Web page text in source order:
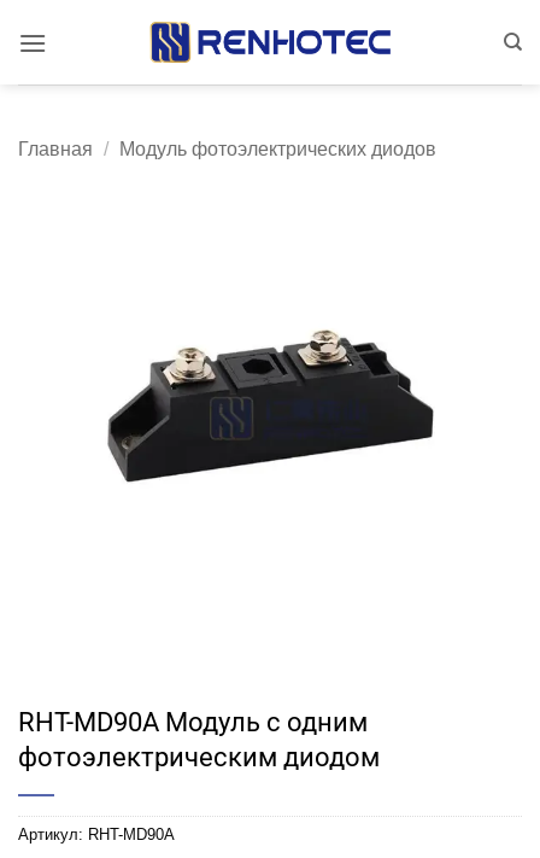
Главная / Модуль фотоэлектрических диодов
RHT-MD90A Модуль с одним
фотоэлектрическим диодом
Артикул: RHT-MD90A